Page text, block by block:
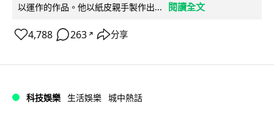
以運作的作品。他以紙皮親手製作出...
閱讀全文
4,788 263 ↗ 分享
科技娛樂 生活娛樂 城中熱話